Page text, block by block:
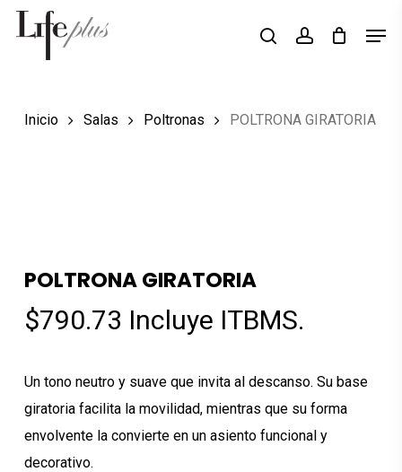
Skip
Búsqueda
productos
searchaccount
Inicio Salas Poltronas POLTRONA GIRATORIA
POLTRONA GIRATORIA
$790.73 Incluye ITBMS.
Un tono neutro y suave que invita al descanso. Su base
giratoria facilita la movilidad, mientras que su forma
envolvente la convierte en un asiento funcional y
decorativo.